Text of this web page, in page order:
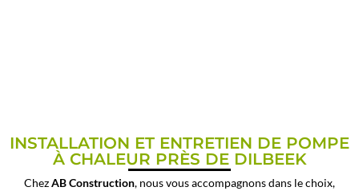
INSTALLATION ET ENTRETIEN DE POMPE
À CHALEUR PRÈS DE DILBEEK
ChezAB Construction, nous vous accompagnons dans le choix,